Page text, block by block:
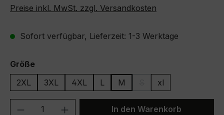
Preise inkl. MwSt. zzgl. Versandkosten
Sofort verfügbar, Lieferzeit: 1-3 Werktage
Größeauswählen
2XL
3XL 4XL L M
(Diese Option ist
xl
Produkt Anzahl: Gib denIn den Warenkorb